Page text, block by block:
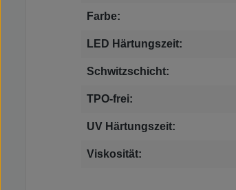
Farbe:
LED Härtungszeit:
Schwitzschicht:
TPO-frei:
UV Härtungszeit:
Viskosität: